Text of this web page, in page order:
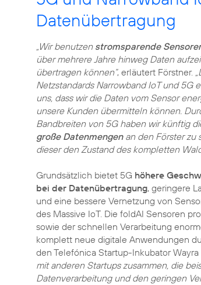
Datenübertragung
„Wir benutzen stromsparende
über mehrere Jahre hinweg Daten
übertragen können“, erläutert Förstner.
Netzstandards Narrowband IoT und 5G
uns, dass wir die Daten vom Sensor
unsere Kunden übermitteln können.
Bandbreiten von 5G haben wir künftig
große Datenmengenan den Förster zu
dieser den Zustand des kompletten
Grundsätzlich bietet 5G höhere
bei der Datenübertragung, geringere
und eine bessere Vernetzung von
des Massive IoT. Die foldAI Sensoren
sowie der schnellen Verarbeitung
komplett neue digitale Anwendungen
den Telefónica Startup-Inkubator
mit anderen Startups zusammen, die
Datenverarbeitung und den geringen